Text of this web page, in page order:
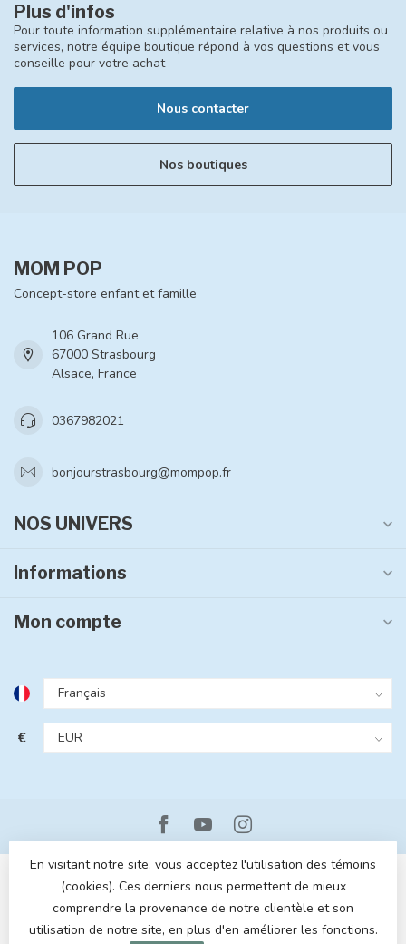
Plus d'infos
Pour toute information supplémentaire relative à nos produits ou
services, notre équipe boutique répond à vos questions et vous
conseille pour votre achat
Nous contacter
Nos boutiques
MOM POP
Concept-store enfant et famille
106 Grand Rue
67000 Strasbourg
Alsace, France
0367982021
bonjourstrasbourg@mompop.fr
NOS UNIVERS
Informations
Mon compte
€
© Copyright 2026 MOM POP- Powered byLightspeed- Theme by
En visitant notre site, vous acceptez l'utilisation des témoins
(cookies). Ces derniers nous permettent de mieux
comprendre la provenance de notre clientèle et son
utilisation de notre site, en plus d'en améliorer les fonctions.